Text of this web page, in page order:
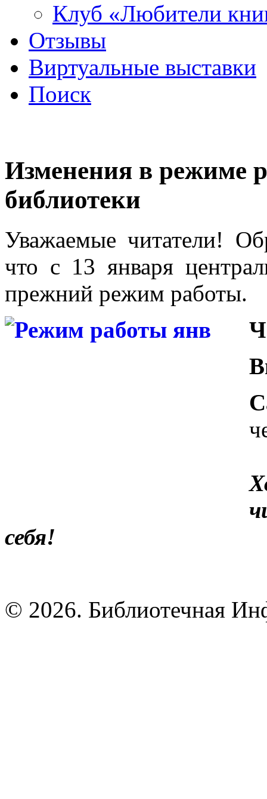
Клуб «Любители
Отзывы
Виртуальные выставки
Поиск
Изменения в режиме
библиотеки
Уважаемые читатели!
что с 13 января
прежний режим работы.
себя!
© 2026. Библиотечная